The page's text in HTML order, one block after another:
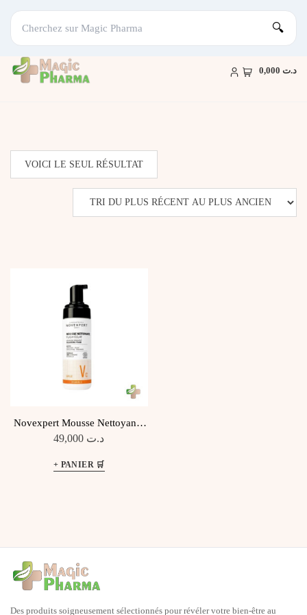
🔍
content
د.ت 0,000
VOICI LE SEUL RÉSULTAT
Novexpert Mousse Nettoyante
Flash Éclat
د.ت
Des produits soigneusement sélectionnés pour révéler votre bien-être au